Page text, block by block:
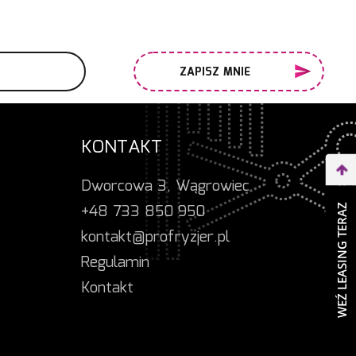
ZAPISZ MNIE
KONTAKT
Dworcowa 3, Wągrowiec
+48 733 850 950
kontakt@profryzjer.pl
Regulamin
Kontakt
WEŹ LEASING TERAZ